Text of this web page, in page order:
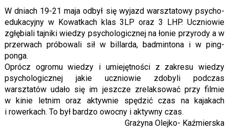
W dniach 19-21 maja odbył się wyjazd warsztatowy psycho-
edukacyjny w Kowatkach klas 3LP oraz 3 LHP. Uczniowie
zgłębiali tajniki wiedzy psychologicznej na łonie przyrody a w
przerwach próbowali sił w billarda, badmintona i w ping-
ponga.
Oprócz ogromu wiedzy i umiejętności z zakresu wiedzy
psychologicznej jakie uczniowie zdobyli podczas
warsztatów udało się im jeszcze zrelaksować przy filmie
w kinie letnim oraz aktywnie spędzić czas na kajakach
i rowerkach. To był bardzo owocny i aktywny czas.
Grażyna Olejko- Kaźmierska